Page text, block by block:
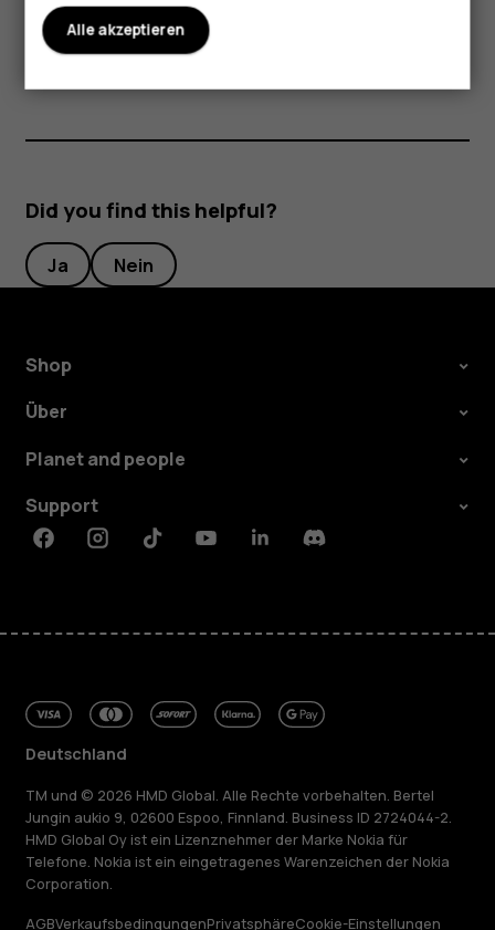
ordnungsgemäß funktioniert, bringen Sie es zum
nächsten autorisierten Kundenservice.
Did you find this helpful?
Ja Nein
Shop
Über
Planet and people
Support
FacebookInstagramTiktokYoutubeLinkedinDiscord
Deutschland
TM und © 2026 HMD Global. Alle Rechte vorbehalten. Bertel
Jungin aukio 9, 02600 Espoo, Finnland. Business ID 2724044-2.
HMD Global Oy ist ein Lizenznehmer der Marke Nokia für
Telefone. Nokia ist ein eingetragenes Warenzeichen der Nokia
Corporation.
AGBVerkaufsbedingungenPrivatsphäreCookie-Einstellungen
Alle akzeptieren